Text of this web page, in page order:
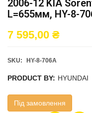
2006-12 KIA
L=655мм, HY-8-
7 595,00 ₴
SKU: HY-8-706A
PRODUCT BY: HYUNDAI
Під замовлення